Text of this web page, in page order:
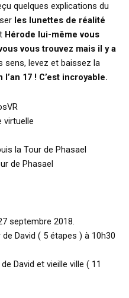
quelques explications du
les lunettes de réalité
Hérode lui-même vous
vous trouvez mais il y a
sens, levez et baissez la
17 ! C’est incroyable.
la Tour de Phasael
de Phasael
septembre 2018.
David ( 5 étapes ) à 10h30
David et vieille ville ( 11